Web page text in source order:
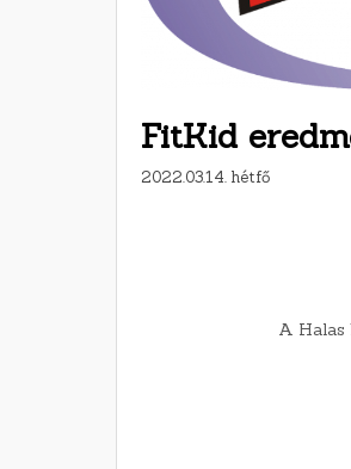
FitKid
2022.03.14. hétfő
A Halas